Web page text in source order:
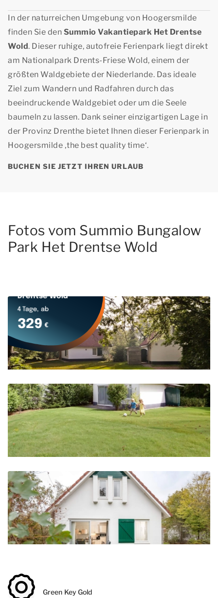
In der naturreichen Umgebung von Hoogersmilde
finden Sie den Summio Vakantiepark Het Drentse
Wold. Dieser ruhige, autofreie Ferienpark liegt direkt
am Nationalpark Drents-Friese Wold, einem der
größten Waldgebiete der Niederlande. Das ideale
Ziel zum Wandern und Radfahren durch das
beeindruckende Waldgebiet oder um die Seele
baumeln zu lassen. Dank seiner einzigartigen Lage in
der Provinz Drenthe bietet Ihnen dieser Ferienpark in
Hoogersmilde ‚the best quality time‘.
BUCHEN SIE JETZT IHREN URLAUB
Fotos vom Summio Bungalow
Park Het Drentse Wold
Green Key Gold